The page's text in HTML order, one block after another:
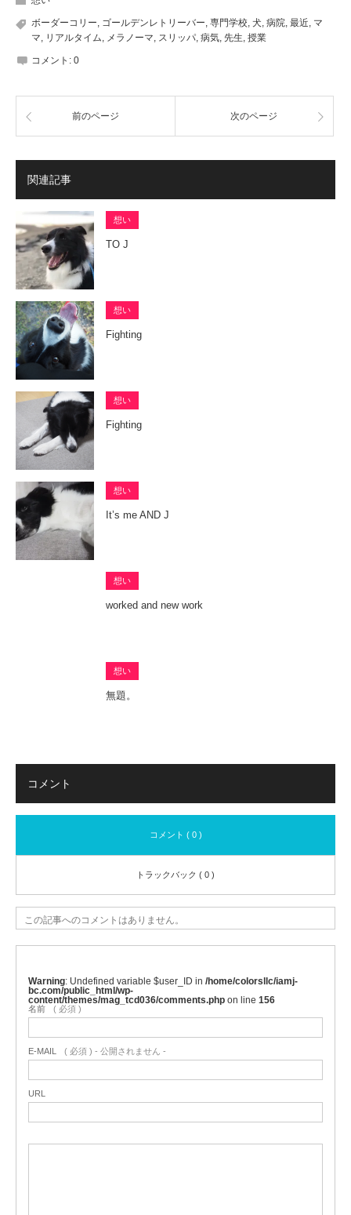
ボーダーコリー ゴールデンレトリーバー 専門学校 犬 病院 最近 マ
マ
リアルタイム メラノーマ スリッパ 病気 先生 授業
コメント: 0
前のページ 次のページ
関連記事
想い
TO J
想い
Fighting
想い
Fighting
想い
It’s me AND J
想い
worked and new work
想い
無題。
コメント
コメント ( 0 )
トラックバック ( 0 )
この記事へのコメントはありません。
Warning : Undefined variable $user_ID in /home/colorsllc/iamj-
bc.com/public_html/wp-
content/themes/mag_tcd036/comments.php on line 156
名前 ( 必須 )
E-MAIL ( 必須 ) - 公開されません -
URL